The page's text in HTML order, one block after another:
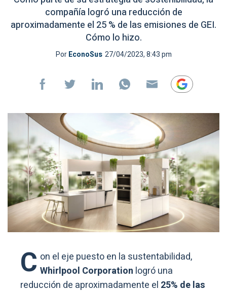
compañía logró una reducción de
aproximadamente el 25 % de las emisiones de GEI.
Cómo lo hizo.
PorEconoSus 27/04/2023, 8:43 pm
C on el eje puesto en la sustentabilidad,
Whirlpool Corporation logró una
reducción de aproximadamente el 25% de las